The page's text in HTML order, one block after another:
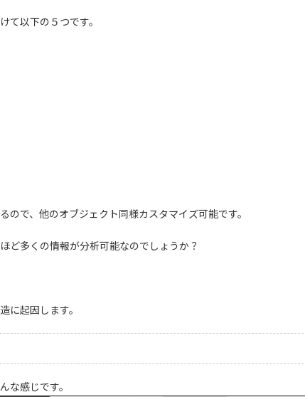
て以下の５つです。
ので、他のオブジェクト同様カスタマイズ可能です。
ど多くの情報が分析可能なのでしょうか？
に起因します。
な感じです。